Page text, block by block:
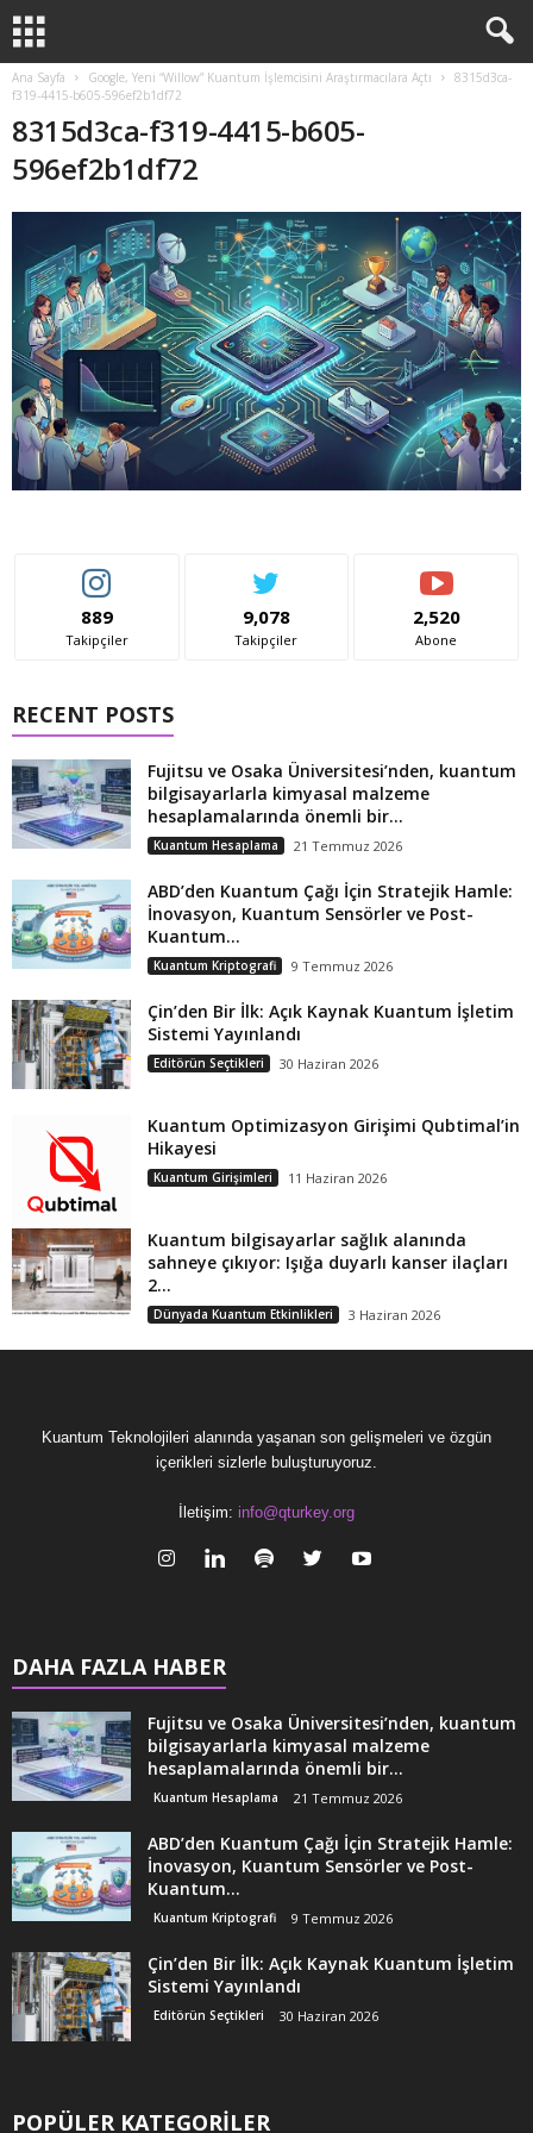
Ana Sayfa Google, Yeni “Willow” Kuantum İşlemcisini Araştırmacılara Açtı
8315d3ca-
f319-4415-b605-596ef2b1df72
8315d3ca-f319-4415-b605-
596ef2b1df72
889
Takipçiler
9,078
Takipçiler
2,520
Abone
RECENT POSTS
Fujitsu ve Osaka Üniversitesi’nden, kuantum
bilgisayarlarla kimyasal malzeme
hesaplamalarında önemli bir...
Kuantum Hesaplama 21 Temmuz 2026
ABD’den Kuantum Çağı İçin Stratejik Hamle:
İnovasyon, Kuantum Sensörler ve Post-
Kuantum...
Kuantum Kriptografi 9 Temmuz 2026
Çin’den Bir İlk: Açık Kaynak Kuantum İşletim
Sistemi Yayınlandı
Editörün Seçtikleri 30 Haziran 2026
Kuantum Optimizasyon Girişimi Qubtimal’in
Hikayesi
Kuantum Girişimleri 11 Haziran 2026
Kuantum bilgisayarlar sağlık alanında
sahneye çıkıyor: Işığa duyarlı kanser ilaçları
2...
Dünyada Kuantum Etkinlikleri 3 Haziran 2026
Kuantum Teknolojileri alanında yaşanan son gelişmeleri ve özgün
içerikleri sizlerle buluşturuyoruz.
İletişim: info@qturkey.org
DAHA FAZLA HABER
Fujitsu ve Osaka Üniversitesi’nden, kuantum
bilgisayarlarla kimyasal malzeme
hesaplamalarında önemli bir...
Kuantum Hesaplama 21 Temmuz 2026
ABD’den Kuantum Çağı İçin Stratejik Hamle:
İnovasyon, Kuantum Sensörler ve Post-
Kuantum...
Kuantum Kriptografi 9 Temmuz 2026
Çin’den Bir İlk: Açık Kaynak Kuantum İşletim
Sistemi Yayınlandı
Editörün Seçtikleri 30 Haziran 2026
POPÜLER KATEGORİLER